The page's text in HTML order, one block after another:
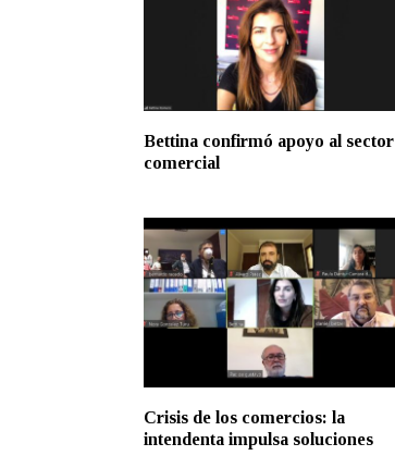
Bettina confirmó apoyo al sector
comercial
Crisis de los comercios: la
intendenta impulsa soluciones